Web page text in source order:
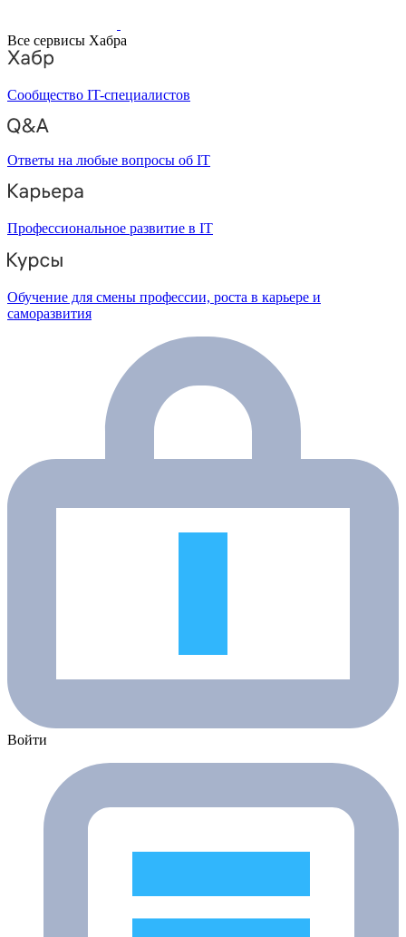
Все сервисы Хабра
Сообщество IT-специалистов
Ответы на любые вопросы об IT
Профессиональное развитие в IT
Обучение для смены профессии, роста в карьере и
саморазвития
Войти